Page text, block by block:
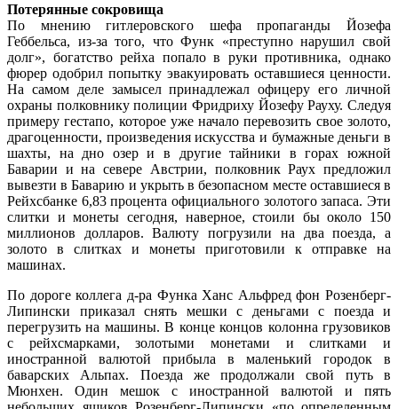
Потерянные сокровища
По мнению гитлеровского шефа пропаганды Йозефа
Геббельса, из-за того, что Функ «преступно нарушил свой
долг», богатство рейха попало в руки противника, однако
фюрер одобрил попытку эвакуировать оставшиеся ценности.
На самом деле замысел принадлежал офицеру его личной
охраны полковнику полиции Фридриху Йозефу Рауху. Следуя
примеру гестапо, которое уже начало перевозить свое золото,
драгоценности, произведения искусства и бумажные деньги в
шахты, на дно озер и в другие тайники в горах южной
Баварии и на севере Австрии, полковник Раух предложил
вывезти в Баварию и укрыть в безопасном месте оставшиеся в
Рейхсбанке 6,83 процента официального золотого запаса. Эти
слитки и монеты сегодня, наверное, стоили бы около 150
миллионов долларов. Валюту погрузили на два поезда, а
золото в слитках и монеты приготовили к отправке на
машинах.
По дороге коллега д-ра Функа Ханс Альфред фон Розенберг-
Липински приказал снять мешки с деньгами с поезда и
перегрузить на машины. В конце концов колонна грузовиков
с рейхсмарками, золотыми монетами и слитками и
иностранной валютой прибыла в маленький городок в
баварских Альпах. Поезда же продолжали свой путь в
Мюнхен. Один мешок с иностранной валютой и пять